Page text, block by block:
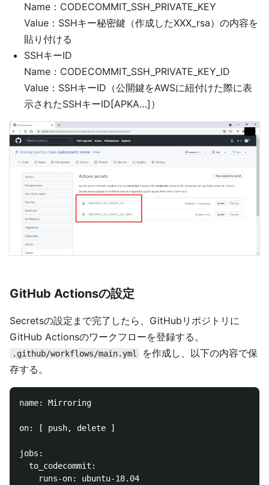
Name：CODECOMMIT_SSH_PRIVATE_KEY
Value：SSHキー秘密鍵（作成したXXX_rsa）の内容を
貼り付ける
SSHキーID
Name：CODECOMMIT_SSH_PRIVATE_KEY_ID
Value：SSHキーID（公開鍵をAWSに紐付けた際に表
示されたSSHキーID[APKA…]）
GitHub Actionsの設定
Secretsの設定まで完了したら、GitHubリポジトリに
GitHub Actionsのワークフローを登録する。
.github/workflows/main.yml
を作成し、以下の内容で保
存する。
name: Mirroring
on: [ push, delete ]
jobs:
  to_codecommit:
    runs-on: ubuntu-18.04